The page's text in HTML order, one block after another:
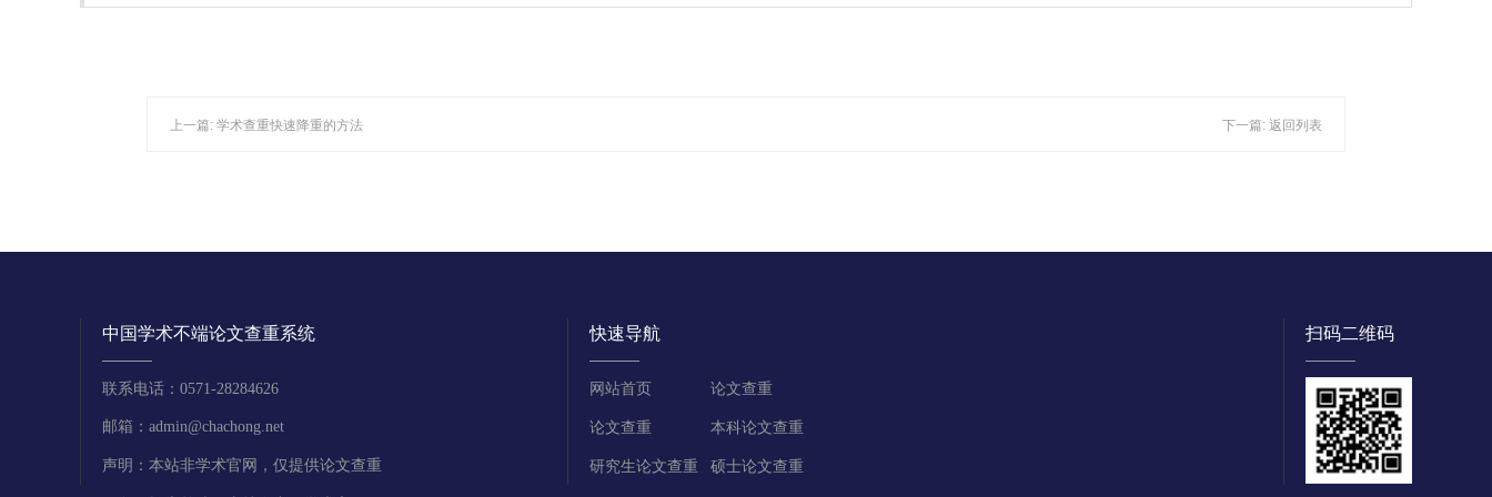
上一篇: 学术查重快速降重的方法 下一篇: 返回列表
中国学术不端论文查重系统
联系电话：0571-28284626
邮箱：admin@chachong.net
声明：本站非学术官网，仅提供论文查重
快速导航 扫码二维码
网站首页 论文查重
论文查重 本科论文查重
研究生论文查重 硕士论文查重